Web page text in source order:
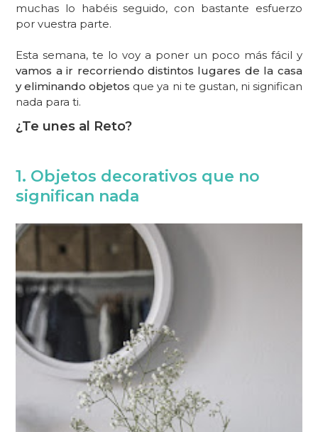
muchas lo habéis seguido, con bastante esfuerzo
por vuestra parte.
Esta semana, te lo voy a poner un poco más fácil y
vamos a ir recorriendo distintos lugares de la casa
y eliminando objetos que ya ni te gustan, ni significan
nada para ti.
¿Te unes al Reto?
1. Objetos decorativos que no
significan nada